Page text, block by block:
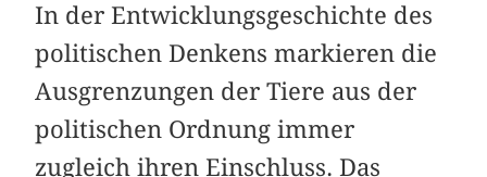
In der Entwicklungsgeschichte des
politischen Denkens markieren die
Ausgrenzungen der Tiere aus der
politischen Ordnung immer
zugleich ihren Einschluss. Das